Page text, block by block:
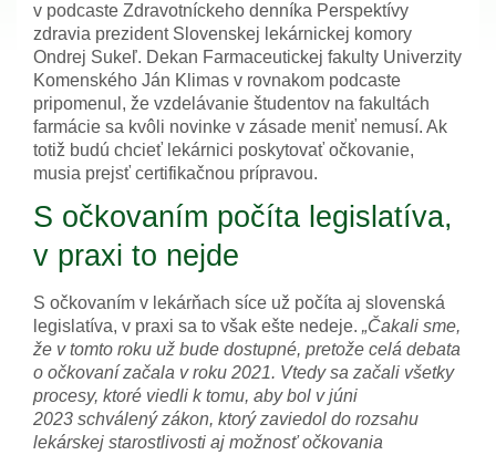
v podcaste Zdravotníckeho denníka Perspektívy
zdravia prezident Slovenskej lekárnickej komory
Ondrej Sukeľ. Dekan Farmaceutickej fakulty Univerzity
Komenského Ján Klimas v rovnakom podcaste
pripomenul, že vzdelávanie študentov na fakultách
farmácie sa kvôli novinke v zásade meniť nemusí. Ak
totiž budú chcieť lekárnici poskytovať očkovanie,
musia prejsť certifikačnou prípravou.
S očkovaním počíta legislatíva,
v praxi to nejde
S očkovaním v lekárňach síce už počíta aj slovenská
legislatíva, v praxi sa to však ešte nedeje. „Čakali sme,
že v tomto roku už bude dostupné, pretože celá debata
o očkovaní začala v roku 2021. Vtedy sa začali všetky
procesy, ktoré viedli k tomu, aby bol v júni
2023 schválený zákon, ktorý zaviedol do rozsahu
lekárskej starostlivosti aj možnosť očkovania